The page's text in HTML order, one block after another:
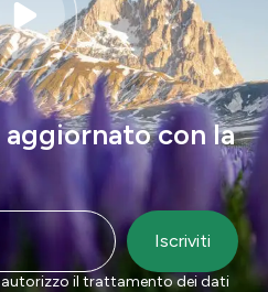
con la
autorizzo il trattamento dei dati